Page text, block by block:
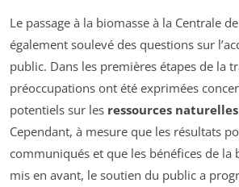
Le passage à la biomasse à la Centrale
également soulevé des questions sur
public. Dans les premières étapes de la
préoccupations ont été exprimées
potentiels sur les ressources naturelles
Cependant, à mesure que les résultats
communiqués et que les bénéfices de la
mis en avant, le soutien du public a